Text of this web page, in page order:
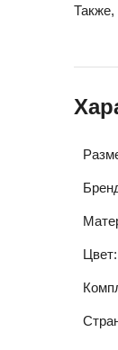
Также,
Цвет: